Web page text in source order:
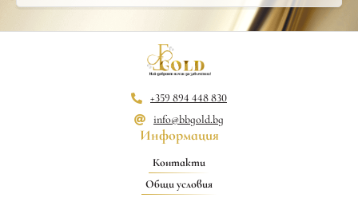
+359 894 448 830
info@bbgold.bg
Информация
Контакти
Общи условия